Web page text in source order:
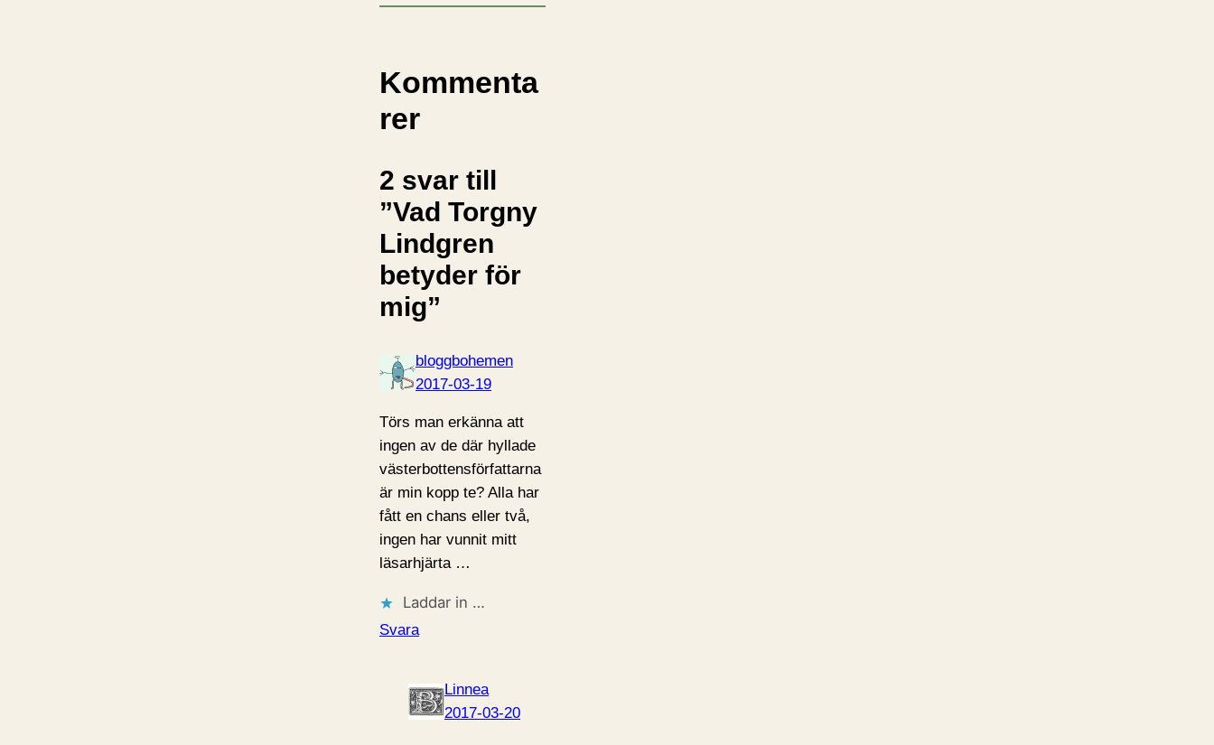
Kommenta
rer
2 svar till
”Vad Torgny
Lindgren
betyder för
mig”
bloggbohemen
2017-03-19
Törs man erkänna att
ingen av de där hyllade
västerbottensförfattarna
är min kopp te? Alla har
fått en chans eller två,
ingen har vunnit mitt
läsarhjärta …
Laddar in …
Svara
Linnea
2017-03-20